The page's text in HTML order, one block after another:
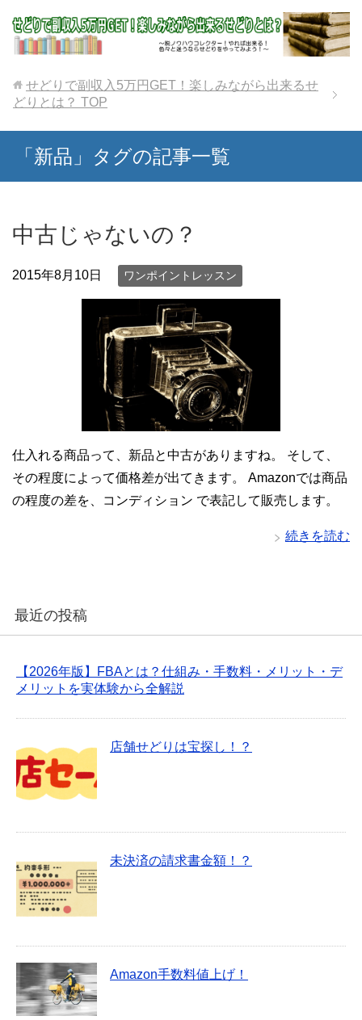
せどりで副収入5万円GET！楽しみながら出来るせ
どりとは？ TOP
「新品」タグの記事一覧
中古じゃないの？
2015年8月10日 ワンポイントレッスン
仕入れる商品って、新品と中古がありますね。 そして、
その程度によって価格差が出てきます。 Amazonでは商品
の程度の差を、コンディション で表記して販売します。
続きを読む
最近の投稿
【2026年版】FBAとは？仕組み・手数料・メリット・デ
メリットを実体験から全解説
店舗せどりは宝探し！？
未決済の請求書金額！？
Amazon手数料値上げ！